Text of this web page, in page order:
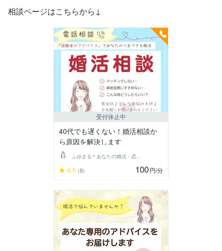
相談ページはこちらから↓
受付休止中
40代でも遅くない！婚活相談か
ら原因を解決します
ふゆまる＊あなたの婚活・恋愛伴走者＊
4.5 (8) 100円/分